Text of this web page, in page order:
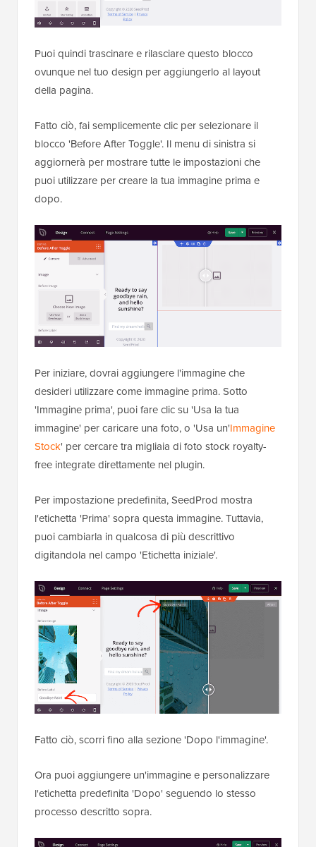
Puoi quindi trascinare e rilasciare questo blocco
ovunque nel tuo design per aggiungerlo al layout
della pagina.
Fatto ciò, fai semplicemente clic per selezionare il
blocco 'Before After Toggle'. Il menu di sinistra si
aggiornerà per mostrare tutte le impostazioni che
puoi utilizzare per creare la tua immagine prima e
dopo.
Per iniziare, dovrai aggiungere l'immagine che
desideri utilizzare come immagine prima. Sotto
'Immagine prima', puoi fare clic su 'Usa la tua
immagine' per caricare una foto, o 'Usa un'Immagine
Stock' per cercare tra migliaia di foto stock royalty-
free integrate direttamente nel plugin.
Per impostazione predefinita, SeedProd mostra
l'etichetta 'Prima' sopra questa immagine. Tuttavia,
puoi cambiarla in qualcosa di più descrittivo
digitandola nel campo 'Etichetta iniziale'.
Fatto ciò, scorri fino alla sezione 'Dopo l'immagine'.
Ora puoi aggiungere un'immagine e personalizzare
l'etichetta predefinita 'Dopo' seguendo lo stesso
processo descritto sopra.